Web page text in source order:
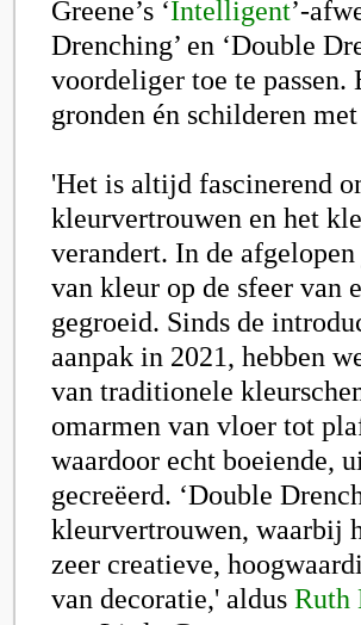
Greene’s ‘Intelligent’-
Drenching’ en ‘Double
voordeliger toe te
gronden én schilderen
'Het is altijd fascinerend
kleurvertrouwen en het
verandert. In de
van kleur op de sfeer van
gegroeid. Sinds de
aanpak in 2021, hebben
van traditionele
omarmen van vloer tot
waardoor echt boeiende,
gecreëerd. ‘Double
kleurvertrouwen, waarbij
zeer creatieve,
van decoratie,' aldus Ruth